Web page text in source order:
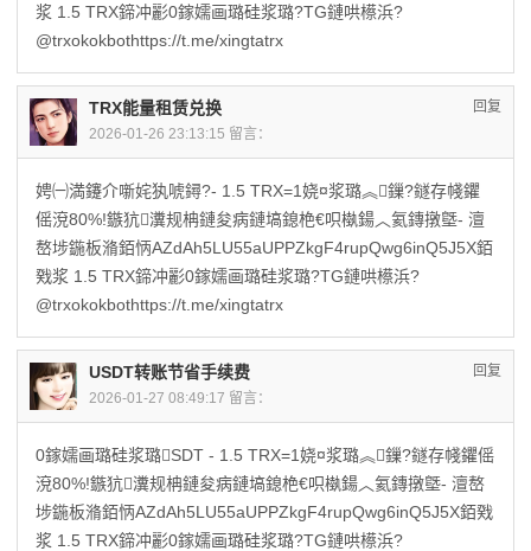
浆 1.5 TRX鍗冲彲0鎵嬬画璐硅浆璐?TG鏈哄櫒浜?
@trxokokbothttps://t.me/xingtatrx
TRX能量租赁兑换
2026-01-26 23:13:15 留言：
回复
娉㈠満鑳介噺姹犱唬鐞?- 1.5 TRX=1娆¤浆璐︽鏁?鐩存帴鑺
傜渷80%!鏃犺瀵规柟鏈夋病鏈塙鎴栬€呮槸鍚︿氦鏄撴墍- 澶
嶅埗鍦板潃銆怲AZdAh5LU55aUPPZkgF4rupQwg6inQ5J5X銆
戣浆 1.5 TRX鍗冲彲0鎵嬬画璐硅浆璐?TG鏈哄櫒浜?
@trxokokbothttps://t.me/xingtatrx
USDT转账节省手续费
2026-01-27 08:49:17 留言：
回复
0鎵嬬画璐硅浆璐SDT - 1.5 TRX=1娆¤浆璐︽鏁?鐩存帴鑺傜
渷80%!鏃犺瀵规柟鏈夋病鏈塙鎴栬€呮槸鍚︿氦鏄撴墍- 澶嶅
埗鍦板潃銆怲AZdAh5LU55aUPPZkgF4rupQwg6inQ5J5X銆戣
浆 1.5 TRX鍗冲彲0鎵嬬画璐硅浆璐?TG鏈哄櫒浜?